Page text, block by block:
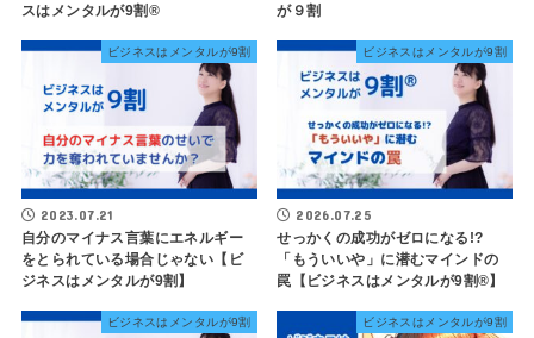
スはメンタルが9割®️
が９割
ビジネスはメンタルが9割
2023.07.21
自分のマイナス言葉にエネルギー
をとられている場合じゃない【ビ
ジネスはメンタルが9割】
ビジネスはメンタルが9割
2026.07.25
せっかくの成功がゼロになる!?
「もういいや」に潜むマインドの
罠【ビジネスはメンタルが9割®︎】
ビジネスはメンタルが9割 ビジネスはメンタルが9割